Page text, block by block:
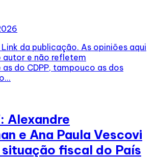
da publicação. As opiniões aqui
autor e não refletem
do CDPP, tampouco as dos
Alexandre
e Ana Paula Vescovi
fiscal do País